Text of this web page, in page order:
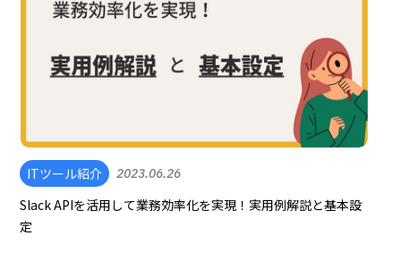
ITツール紹介 2023.06.26
Slack APIを活用して業務効率化を実現！実用例解説と基本設
定